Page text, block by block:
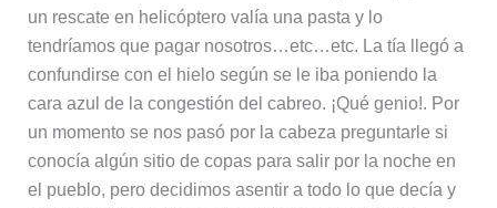
un rescate en helicóptero valía una pasta y lo
tendríamos que pagar nosotros…etc…etc. La tía llegó a
confundirse con el hielo según se le iba poniendo la
cara azul de la congestión del cabreo. ¡Qué genio!. Por
un momento se nos pasó por la cabeza preguntarle si
conocía algún sitio de copas para salir por la noche en
el pueblo, pero decidimos asentir a todo lo que decía y